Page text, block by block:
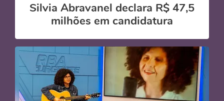
Silvia Abravanel declara R$ 47,5
milhões em candidatura